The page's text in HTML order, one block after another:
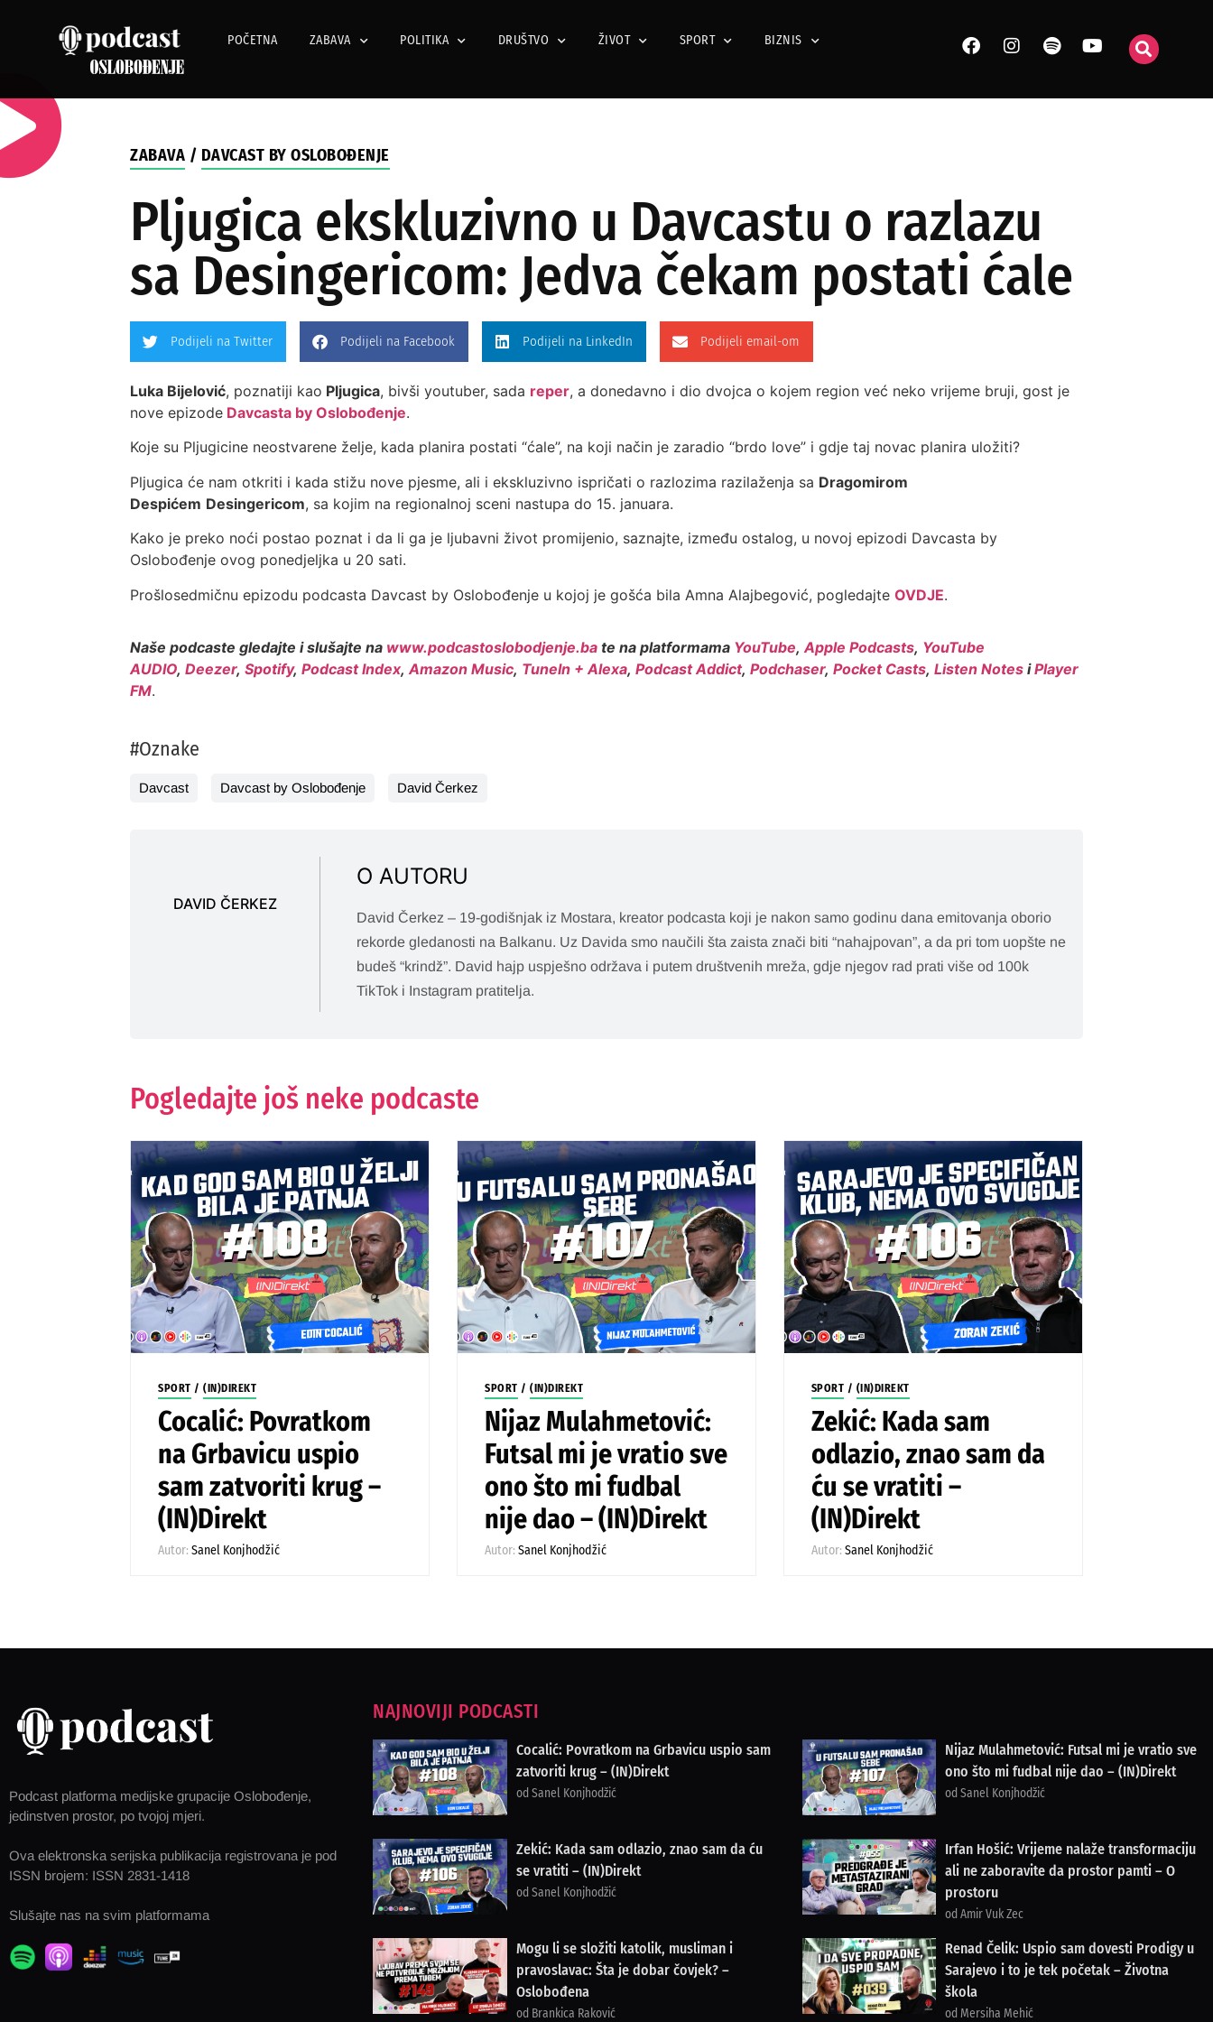
POČETNA ZABAVA POLITIKA DRUŠTVO ŽIVOT SPORT BIZNIS
ZABAVA / DAVCAST BY OSLOBOĐENJE
Pljugica ekskluzivno u Davcastu o razlazu
sa Desingericom: Jedva čekam postati ćale
Podijeli na Twitter Podijeli na Facebook Podijeli na LinkedIn Podijeli email-om
Luka Bijelović, poznatiji kao Pljugica, bivši youtuber, sada reper, a donedavno i dio dvojca o kojem region već neko vrijeme bruji, gost je
nove epizode Davcasta by Oslobođenje.
Koje su Pljugicine neostvarene želje, kada planira postati “ćale”, na koji način je zaradio “brdo love” i gdje taj novac planira uložiti?
Pljugica će nam otkriti i kada stižu nove pjesme, ali i ekskluzivno ispričati o razlozima razilaženja sa Dragomirom
Despićem Desingericom, sa kojim na regionalnoj sceni nastupa do 15. januara.
Kako je preko noći postao poznat i da li ga je ljubavni život promijenio, saznajte, između ostalog, u novoj epizodi Davcasta by
Oslobođenje ovog ponedjeljka u 20 sati.
Prošlosedmičnu epizodu podcasta Davcast by Oslobođenje u kojoj je gošća bila Amna Alajbegović, pogledajteOVDJE.
Naše podcaste gledajte i slušajte na www.podcastoslobodjenje.bate na platformama YouTube,Apple Podcasts, YouTube
AUDIO,Deezer,Spotify,Podcast Index,Amazon Music, TuneIn + Alexa,Podcast Addict,Podchaser,Pocket Casts,Listen Notes iPlayer
FM.
#Oznake
Davcast Davcast by Oslobođenje David Čerkez
DAVID ČERKEZ
O AUTORU
David Čerkez – 19-godišnjak iz Mostara, kreator podcasta koji je nakon samo godinu dana emitovanja oborio
rekorde gledanosti na Balkanu. Uz Davida smo naučili šta zaista znači biti “nahajpovan”, a da pri tom uopšte ne
budeš “krindž”. David hajp uspješno održava i putem društvenih mreža, gdje njegov rad prati više od 100k
TikTok i Instagram pratitelja.
Pogledajte još neke podcaste
SPORT /(IN)DIREKT
Cocalić: Povratkom
na Grbavicu uspio
sam zatvoriti krug –
(IN)Direkt
Autor:Sanel Konjhodžić
SPORT /(IN)DIREKT
Nijaz Mulahmetović:
Futsal mi je vratio sve
ono što mi fudbal
nije dao – (IN)Direkt
Autor:Sanel Konjhodžić
SPORT / (IN)DIREKT
Zekić: Kada sam
odlazio, znao sam da
ću se vratiti –
(IN)Direkt
Autor: Sanel Konjhodžić
Podcast platforma medijske grupacije Oslobođenje,
jedinstven prostor, po tvojoj mjeri.
Ova elektronska serijska publikacija registrovana je pod
ISSN brojem: ISSN 2831-1418
Slušajte nas na svim platformama
NAJNOVIJI PODCASTI
Cocalić: Povratkom na Grbavicu uspio sam
zatvoriti krug – (IN)Direkt
od Sanel Konjhodžić
Nijaz Mulahmetović: Futsal mi je vratio sve
ono što mi fudbal nije dao – (IN)Direkt
od Sanel Konjhodžić
Zekić: Kada sam odlazio, znao sam da ću
se vratiti – (IN)Direkt
od Sanel Konjhodžić
Irfan Hošić: Vrijeme nalaže transformaciju
ali ne zaboravite da prostor pamti – O
prostoru
od Amir Vuk Zec
Mogu li se složiti katolik, musliman i
pravoslavac: Šta je dobar čovjek? –
Oslobođena
od Brankica Raković
Renad Čelik: Uspio sam dovesti Prodigy u
Sarajevo i to je tek početak – Životna
škola
od Mersiha Mehić